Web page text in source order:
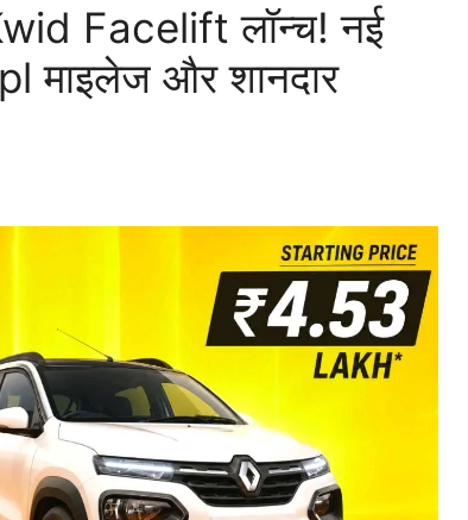
Facelift लॉन्च! नई
माइलेज और शानदार